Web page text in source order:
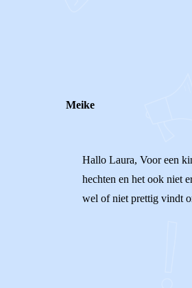
Meike
Hallo Laura, Voor een
hechten en het ook niet
wel of niet prettig vindt